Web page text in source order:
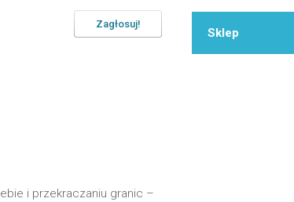
Zagłosuj!
i przekraczaniu granic –
Sklep